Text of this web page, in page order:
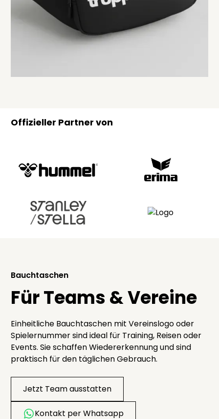
Offizieller Partner von
Bauchtaschen
Für Teams & Vereine
Einheitliche Bauchtaschen mit Vereinslogo oder
Spielernummer sind ideal für Training, Reisen oder
Events. Sie schaffen Wiedererkennung und sind
praktisch für den täglichen Gebrauch.
Jetzt Team ausstatten
Kontakt per Whatsapp